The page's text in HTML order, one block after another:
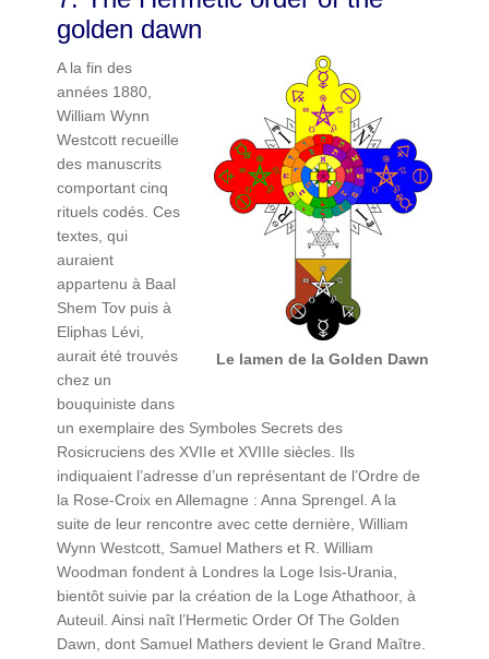
golden dawn
Le lamen de la Golden Dawn
A la fin des
années 1880,
William Wynn
Westcott recueille
des manuscrits
comportant cinq
rituels codés. Ces
textes, qui
auraient
appartenu à Baal
Shem Tov puis à
Eliphas Lévi,
aurait été trouvés
chez un
bouquiniste dans
un exemplaire des Symboles Secrets des
Rosicruciens des XVIIe et XVIIIe siècles. Ils
indiquaient l’adresse d’un représentant de l’Ordre de
la Rose-Croix en Allemagne : Anna Sprengel. A la
suite de leur rencontre avec cette dernière, William
Wynn Westcott, Samuel Mathers et R. William
Woodman fondent à Londres la Loge Isis-Urania,
bientôt suivie par la création de la Loge Athathoor, à
Auteuil. Ainsi naît l’Hermetic Order Of The Golden
Dawn, dont Samuel Mathers devient le Grand Maître.